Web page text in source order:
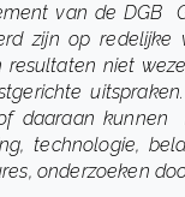
van de DGB
zijn op
resultaten niet
daaraan kunnen
technologie,
onderzoeken